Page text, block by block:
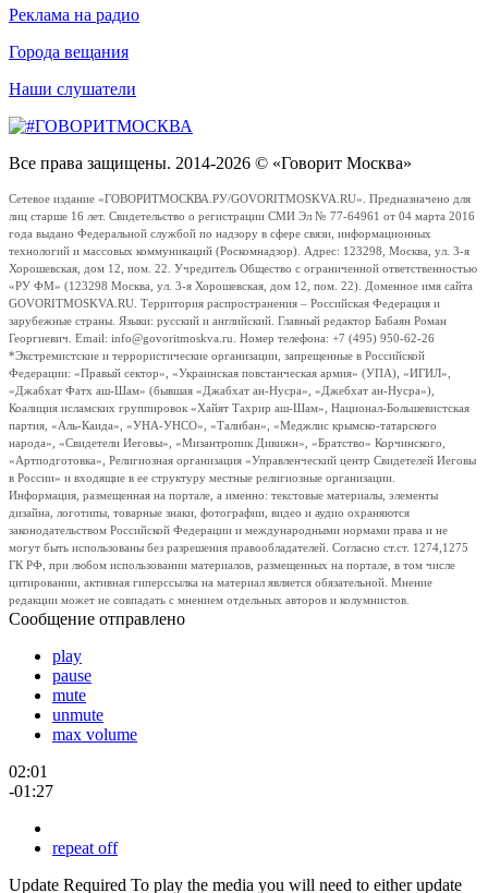
Реклама на радио
Города вещания
Наши слушатели
Все права защищены. 2014-2026 © «Говорит Москва»
Сетевое издание «ГОВОРИТМОСКВА.РУ/GOVORITMOSKVA.RU». Предназначено для
лиц старше 16 лет. Свидетельство о регистрации СМИ Эл № 77-64961 от 04 марта 2016
года выдано Федеральной службой по надзору в сфере связи, информационных
технологий и массовых коммуникаций (Роскомнадзор). Адрес: 123298, Москва, ул. 3-я
Хорошевская, дом 12, пом. 22. Учредитель Общество с ограниченной ответственностью
«РУ ФМ» (123298 Москва, ул. 3-я Хорошевская, дом 12, пом. 22). Доменное имя сайта
GOVORITMOSKVA.RU. Территория распространения – Российская Федерация и
зарубежные страны. Языки: русский и английский. Главный редактор Бабаян Роман
Георгиевич. Email: info@govoritmoskva.ru. Номер телефона: +7 (495) 950-62-26
*Экстремистские и террористические организации, запрещенные в Российской
Федерации: «Правый сектор», «Украинская повстанческая армия» (УПА), «ИГИЛ»,
«Джабхат Фатх аш-Шам» (бывшая «Джабхат ан-Нусра», «Джебхат ан-Нусра»),
Коалиция исламских группировок «Хайят Тахрир аш-Шам», Национал-Большевистская
партия, «Аль-Каида», «УНА-УНСО», «Талибан», «Меджлис крымско-татарского
народа», «Свидетели Иеговы», «Мизантропик Дивижн», «Братство» Корчинского,
«Артподготовка», Религиозная организация «Управленческий центр Свидетелей Иеговы
в России» и входящие в ее структуру местные религиозные организации.
Информация, размещенная на портале, а именно: текстовые материалы, элементы
дизайна, логотипы, товарные знаки, фотографии, видео и аудио охраняются
законодательством Российской Федерации и международными нормами права и не
могут быть использованы без разрешения правообладателей. Согласно ст.ст. 1274,1275
ГК РФ, при любом использовании материалов, размещенных на портале, в том числе
цитировании, активная гиперссылка на материал является обязательной. Мнение
редакции может не совпадать с мнением отдельных авторов и колумнистов.
Сообщение отправлено
play
pause
mute
unmute
max volume
02:01
-01:27
repeat off
Update Required To play the media you will need to either update